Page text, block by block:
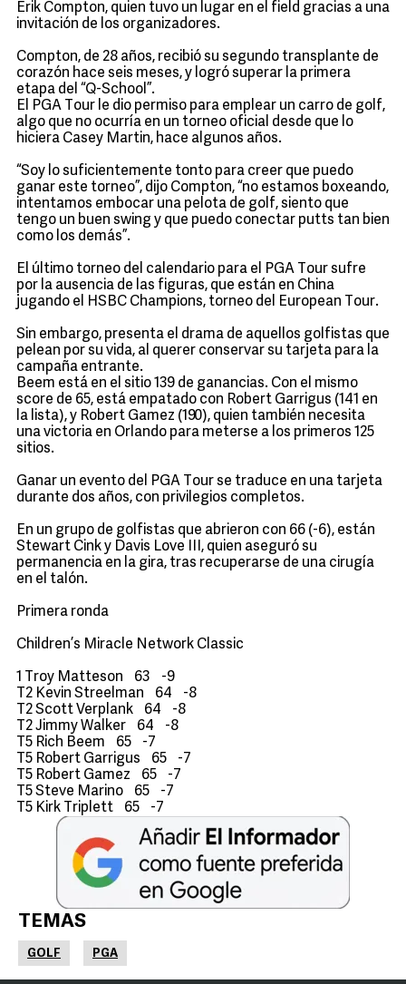
Erik Compton, quien tuvo un lugar en el field gracias a una
invitación de los organizadores.
Compton, de 28 años, recibió su segundo transplante de
corazón hace seis meses, y logró superar la primera
etapa del “Q-School”.
El PGA Tour le dio permiso para emplear un carro de golf,
algo que no ocurría en un torneo oficial desde que lo
hiciera Casey Martin, hace algunos años.
“Soy lo suficientemente tonto para creer que puedo
ganar este torneo”, dijo Compton, “no estamos boxeando,
intentamos embocar una pelota de golf, siento que
tengo un buen swing y que puedo conectar putts tan bien
como los demás”.
El último torneo del calendario para el PGA Tour sufre
por la ausencia de las figuras, que están en China
jugando el HSBC Champions, torneo del European Tour.
Sin embargo, presenta el drama de aquellos golfistas que
pelean por su vida, al querer conservar su tarjeta para la
campaña entrante.
Beem está en el sitio 139 de ganancias. Con el mismo
score de 65, está empatado con Robert Garrigus (141 en
la lista), y Robert Gamez (190), quien también necesita
una victoria en Orlando para meterse a los primeros 125
sitios.
Ganar un evento del PGA Tour se traduce en una tarjeta
durante dos años, con privilegios completos.
En un grupo de golfistas que abrieron con 66 (-6), están
Stewart Cink y Davis Love III, quien aseguró su
permanencia en la gira, tras recuperarse de una cirugía
en el talón.
Primera ronda
Children’s Miracle Network Classic
1 Troy Matteson 63 -9
T2 Kevin Streelman 64 -8
T2 Scott Verplank 64 -8
T2 Jimmy Walker 64 -8
T5 Rich Beem 65 -7
T5 Robert Garrigus 65 -7
T5 Robert Gamez 65 -7
T5 Steve Marino 65 -7
T5 Kirk Triplett 65 -7
TEMAS
GOLF PGA